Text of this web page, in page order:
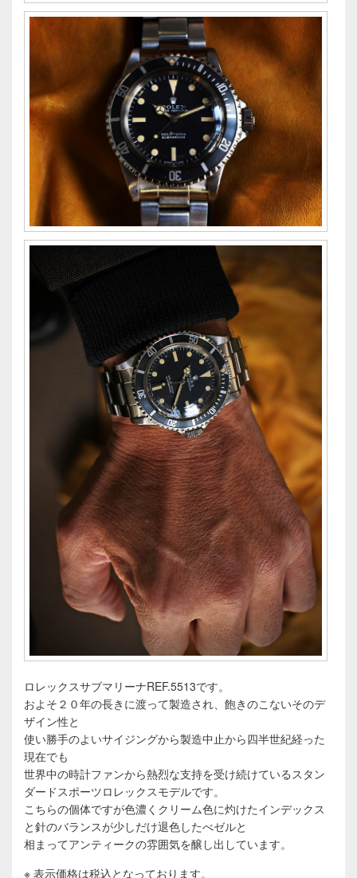
ロレックスサブマリーナREF.5513です。
およそ２０年の長きに渡って製造され、飽きのこないそのデ
ザイン性と
使い勝手のよいサイジングから製造中止から四半世紀経った
現在でも
世界中の時計ファンから熱烈な支持を受け続けているスタン
ダードスポーツロレックスモデルです。
こちらの個体ですが色濃くクリーム色に灼けたインデックス
と針のバランスが少しだけ退色したべゼルと
相まってアンティークの雰囲気を醸し出しています。
※ 表示価格は税込となっております。